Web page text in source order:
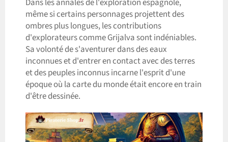
Dans les annales de l'exploration espagnole,
même si certains personnages projettent des
ombres plus longues, les contributions
d'explorateurs comme Grijalva sont indéniables.
Sa volonté de s'aventurer dans des eaux
inconnues et d'entrer en contact avec des terres
et des peuples inconnus incarne l'esprit d'une
époque où la carte du monde était encore en train
d'être dessinée.